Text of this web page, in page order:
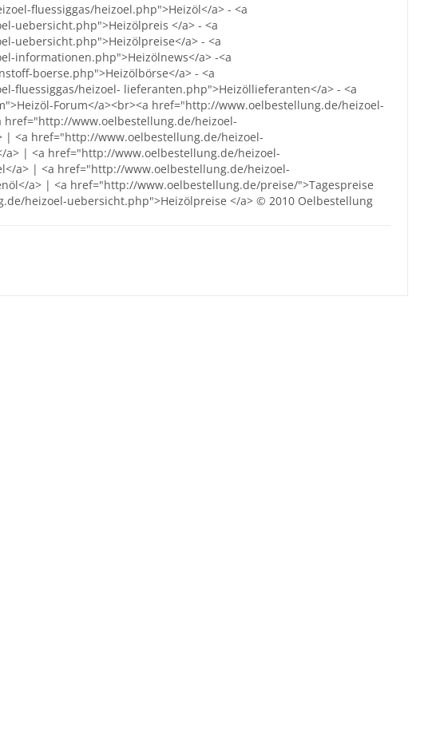
fluessiggas/heizoel.php">Heizöl</a> - <a
uebersicht.php">Heizölpreis </a> - <a
uebersicht.php">Heizölpreise</a> - <a
informationen.php">Heizölnews</a> -<a
boerse.php">Heizölbörse</a> - <a
fluessiggas/heizoel- lieferanten.php">Heizöllieferanten</a> - <a
Forum</a><br><a href="http://www.oelbestellung.de/heizoel-
www.oelbestellung.de/heizoel-
| <a href="http://www.oelbestellung.de/heizoel-
a> | <a href="http://www.oelbestellung.de/heizoel-
a> | <a href="http://www.oelbestellung.de/heizoel-
a> | <a href="http://www.oelbestellung.de/preise/">Tagespreise
heizoel-uebersicht.php">Heizölpreise </a> © 2010 Oelbestellung